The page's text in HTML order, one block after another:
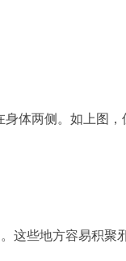
体两侧。如上图，
这些地方容易积聚